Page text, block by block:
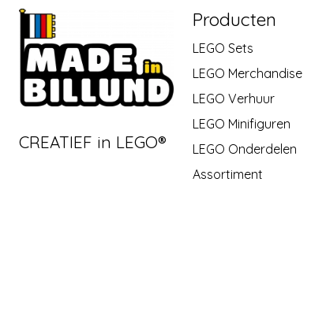
CREATIEF in LEGO®
Producten
LEGO Sets
LEGO Merchandise
LEGO Verhuur
LEGO Minifiguren
LEGO Onderdelen
Assortiment